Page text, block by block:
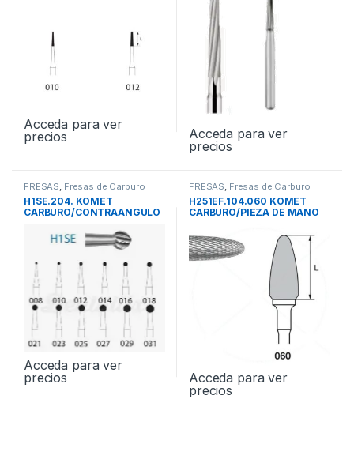
Acceda para ver
precios
Acceda para ver
precios
FRESAS, Fresas de Carburo
Tungsteno
H1SE.204. KOMET
CARBURO/CONTRAANGULO
Acceda para ver
precios
FRESAS, Fresas de Carburo
Tungsteno
H251EF.104.060 KOMET
CARBURO/PIEZA DE MANO
Acceda para ver
precios